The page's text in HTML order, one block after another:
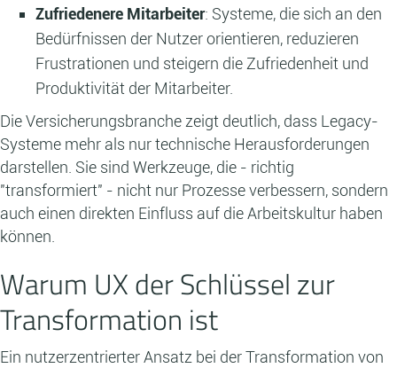
Zufriedenere Mitarbeiter: Systeme, die sich an den
Bedürfnissen der Nutzer orientieren, reduzieren
Frustrationen und steigern die Zufriedenheit und
Produktivität der Mitarbeiter.
Die Versicherungsbranche zeigt deutlich, dass Legacy-
Systeme mehr als nur technische Herausforderungen
darstellen. Sie sind Werkzeuge, die - richtig
"transformiert" - nicht nur Prozesse verbessern, sondern
auch einen direkten Einfluss auf die Arbeitskultur haben
können.
Warum UX der Schlüssel zur
Transformation ist
Ein nutzerzentrierter Ansatz bei der Transformation von